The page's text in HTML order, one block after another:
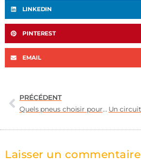
LINKEDIN
PINTEREST
EMAIL
PRÉCÉDENT
Quels pneus choisir pour son van aménagé ?
Laisser un commentaire